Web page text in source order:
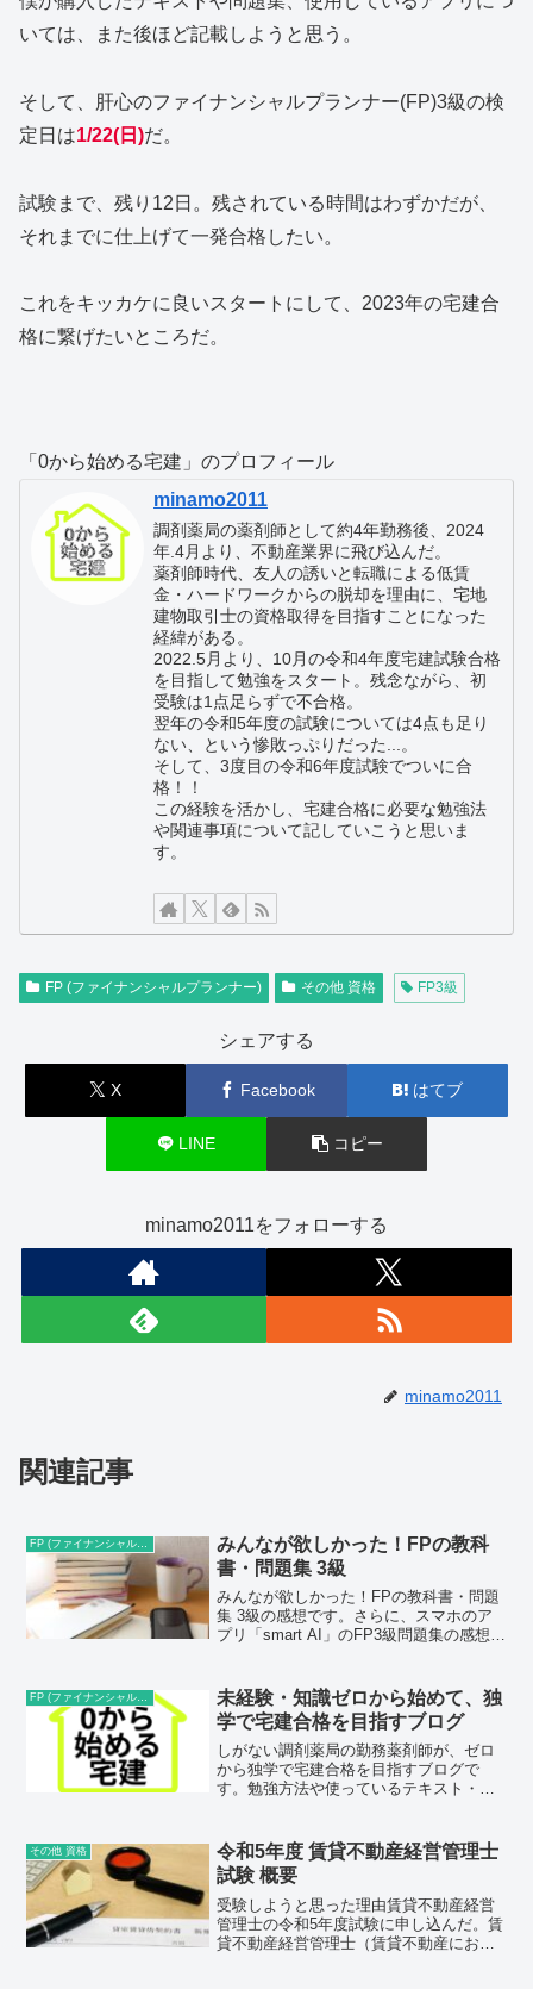
いては、また後ほど記載しようと思う。
そして、肝心のファイナンシャルプランナー(FP)3級の検
定日は1/22(日)だ。
試験まで、残り12日。残されている時間はわずかだが、
それまでに仕上げて一発合格したい。
これをキッカケに良いスタートにして、2023年の宅建合
格に繋げたいところだ。
「0から始める宅建」のプロフィール
minamo2011
調剤薬局の薬剤師として約4年勤務後、2024
年.4月より、不動産業界に飛び込んだ。
薬剤師時代、友人の誘いと転職による低賃
金・ハードワークからの脱却を理由に、宅地
建物取引士の資格取得を目指すことになった
経緯がある。
2022.5月より、10月の令和4年度宅建試験合格
を目指して勉強をスタート。残念ながら、初
受験は1点足らずで不合格。
翌年の令和5年度の試験については4点も足り
ない、という惨敗っぷりだった...。
そして、3度目の令和6年度試験でついに合
格！！
この経験を活かし、宅建合格に必要な勉強法
や関連事項について記していこうと思いま
す。
FP (ファイナンシャルプランナー) その他 資格 FP3級
シェアする
X Facebook はてブ
LINE コピー
minamo2011をフォローする
minamo2011
関連記事
みんなが欲しかった！FPの教科
書・問題集 3級
みんなが欲しかった！FPの教科書・問題
集 3級の感想です。さらに、スマホのア
プリ「smart AI」のFP3級問題集の感想も
FP (ファイナンシャルプランナー)
未経験・知識ゼロから始めて、独
学で宅建合格を目指すブログ
しがない調剤薬局の勤務薬剤師が、ゼロ
から独学で宅建合格を目指すブログで
す。勉強方法や使っているテキスト・問
その他 資格
令和5年度 賃貸不動産経営管理士
試験 概要
受験しようと思った理由賃貸不動産経営
管理士の令和5年度試験に申し込んだ。賃
貸不動産経営管理士（賃貸不動産におけ